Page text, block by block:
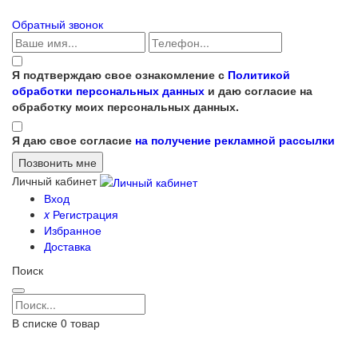
Обратный звонок
Я подтверждаю свое ознакомление с Политикой
обработки персональных данных и даю согласие на
обработку моих персональных данных.
Я даю свое согласие на получение рекламной рассылки
Личный кабинет
Вход
xРегистрация
Избранное
Доставка
Поиск
В списке 0 товар